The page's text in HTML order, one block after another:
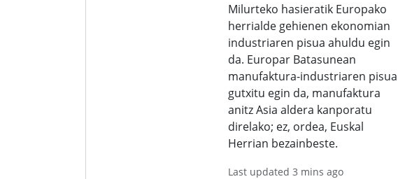
Milurteko hasieratik Europako
herrialde gehienen ekonomian
industriaren pisua ahuldu egin
da. Europar Batasunean
manufaktura-industriaren pisua
gutxitu egin da, manufaktura
anitz Asia aldera kanporatu
direlako; ez, ordea, Euskal
Herrian bezainbeste.
Last updated 3 mins ago